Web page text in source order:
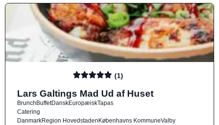
(1)
Lars Galtings Mad Ud af Huset
BrunchBuffetDanskEuropæiskTapas
Catering
DanmarkRegion HovedstadenKøbenhavns KommuneValby